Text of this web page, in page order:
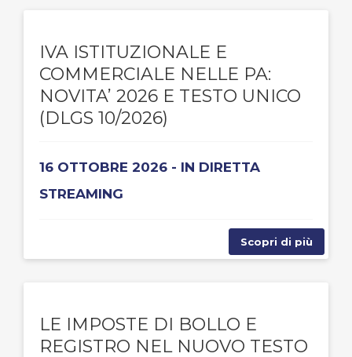
IVA ISTITUZIONALE E
COMMERCIALE NELLE PA:
NOVITA’ 2026 E TESTO UNICO
(DLGS 10/2026)
16 OTTOBRE 2026 - IN DIRETTA
STREAMING
Scopri di più
LE IMPOSTE DI BOLLO E
REGISTRO NEL NUOVO TESTO